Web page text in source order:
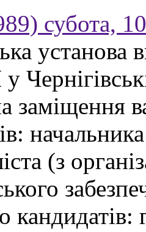
субота,
установа
заміщення
(з
кандидатів: